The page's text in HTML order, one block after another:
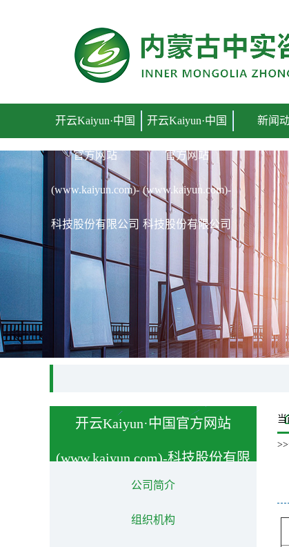
开云Kaiyun·中国
官方网站
(www.kaiyun.com)-
科技股份有限公司
开云Kaiyun·中国
官方网站
(www.kaiyun.com)-
科技股份有限公司
新闻
开云Kaiyun·中国官方网站
(www.kaiyun.com)-科技股份有限
公司
About us
公司简介
组织机构
当